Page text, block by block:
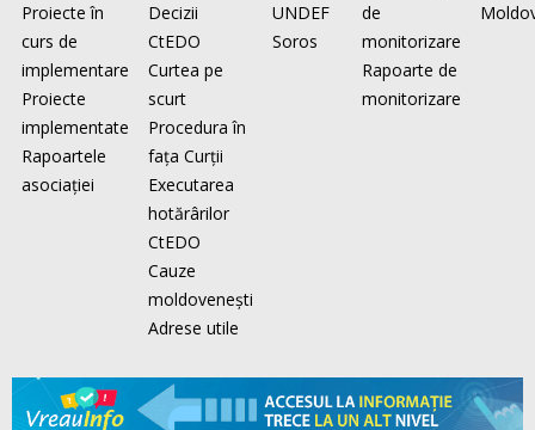
Proiecte în
curs de
implementare
Proiecte
implementate
Rapoartele
asociaţiei
Decizii
CtEDO
Curtea pe
scurt
Procedura în
faţa Curţii
Executarea
hotărârilor
CtEDO
Cauze
moldovenești
Adrese utile
UNDEF
Soros
de
monitorizare
Rapoarte de
monitorizare